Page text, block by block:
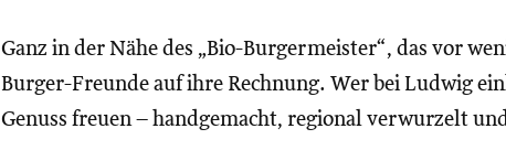
Ganz in der Nähe des „Bio-Burgermeister“, das vor
Burger-Freunde auf ihre Rechnung. Wer bei Ludwig
Genuss freuen – handgemacht, regional verwurzelt